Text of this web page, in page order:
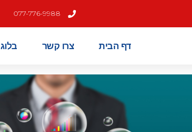
077-776-9988
דף הבית צרו קשר בלוג